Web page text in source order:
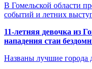
В Гомельской области
событий и летних
11-летняя девочка из
нападения стаи
Названы лучшие города